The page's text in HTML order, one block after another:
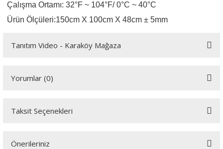
Çalışma Ortamı: 32°F ~ 104°F/ 0°C ~ 40°C
Ürün Ölçüleri:150cm X 100cm X 48cm ± 5mm
Tanıtım Video - Karaköy Mağaza
Yorumlar (0)
Bu ürüne ilk yorumu siz yapın!
Taksit Seçenekleri
Önerileriniz